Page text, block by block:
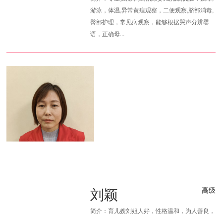
游泳，体温,异常黄疸观察，二便观察,脐部消毒,
臀部护理，常见病观察，能够根据哭声分辨婴
语，正确母...
刘颖 高级
简介：育儿嫂刘姐人好，性格温和，为人善良，